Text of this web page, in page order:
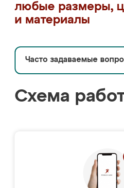
любые размеры,
и материалы
Часто задаваемые
Схема